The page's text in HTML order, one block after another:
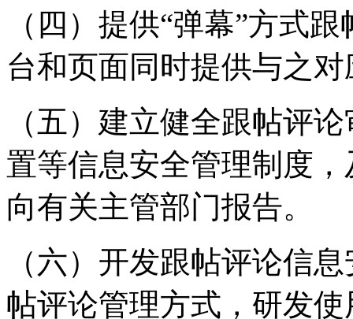
（四）提供“弹幕”方式
台和页面同时提供与之
（五）建立健全跟帖评
置等信息安全管理制度
向有关主管部门报告。
（六）开发跟帖评论信
帖评论管理方式，研发